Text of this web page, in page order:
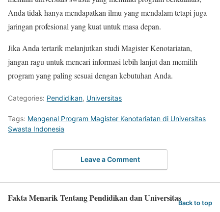
Anda tidak hanya mendapatkan ilmu yang mendalam tetapi juga
jaringan profesional yang kuat untuk masa depan.
Jika Anda tertarik melanjutkan studi Magister Kenotariatan,
jangan ragu untuk mencari informasi lebih lanjut dan memilih
program yang paling sesuai dengan kebutuhan Anda.
Categories: Pendidikan, Universitas
Tags: Mengenal Program Magister Kenotariatan di Universitas
Swasta Indonesia
Leave a Comment
Fakta Menarik Tentang Pendidikan dan UniversitasBack to top